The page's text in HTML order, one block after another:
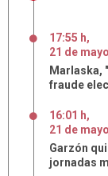
17:55 h,
21 de mayo
Marlaska,
fraude
16:01 h,
21 de mayo
Garzón
jornadas